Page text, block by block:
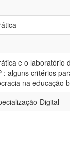
e o laboratório de
: alguns critérios para
na educação
Digital